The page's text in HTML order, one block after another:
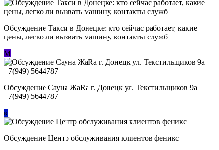
Обсуждение ​Такси в Донецке: кто сейчас работает, какие
цены, легко ли вызвать машину, контакты служб
М
Обсуждение Сауна ЖаRa г. Донецк ул. Текстильщиков 9а
+7(949) 5644787
к
Обсуждение Центр обслуживания клиентов феникс